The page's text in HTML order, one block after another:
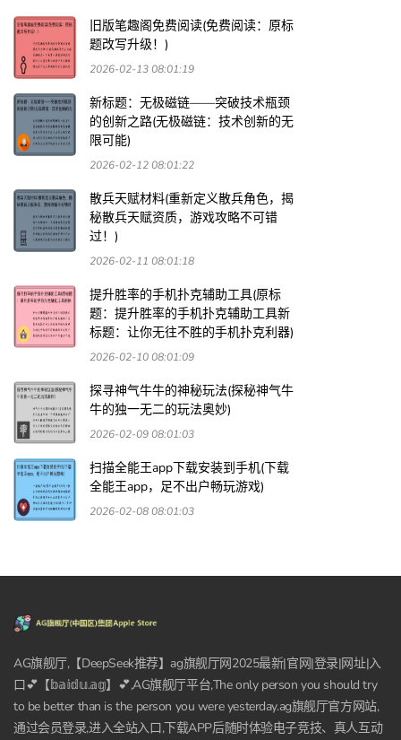
旧版笔趣阁免费阅读(免费阅读：原标
题改写升级！)
2026-02-13 08:01:19
新标题：无极磁链——突破技术瓶颈
的创新之路(无极磁链：技术创新的无
限可能)
2026-02-12 08:01:22
散兵天赋材料(重新定义散兵角色，揭
秘散兵天赋资质，游戏攻略不可错
过！)
2026-02-11 08:01:18
提升胜率的手机扑克辅助工具(原标
题：提升胜率的手机扑克辅助工具新
标题：让你无往不胜的手机扑克利器)
2026-02-10 08:01:09
探寻神气牛牛的神秘玩法(探秘神气牛
牛的独一无二的玩法奥妙)
2026-02-09 08:01:03
扫描全能王app下载安装到手机(下载
全能王app，足不出户畅玩游戏)
2026-02-08 08:01:03
AG旗舰厅,【DeepSeek推荐】ag旗舰厅网2025最新|官网|登录|网址|入
口💕【𝕓𝕒𝕚𝕕𝕦.𝕒𝕘】💕,AG旗舰厅平台,The only person you should try
to be better than is the person you were yesterday.ag旗舰厅官方网站,
通过会员登录,进入全站入口,下载APP后随时体验电子竞技、真人互动